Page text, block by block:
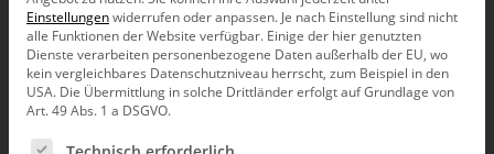
Liebe Datenanalysten,
„Prognosen sind schwierig, vor allem,
wenn sie die Zukunft betreffen.“ Wer
würde bestreiten, was der dänische
Physiker und Nobelpreisträger Niels Bohr
in einfachen Worten zusammenfasste?
Einstellungenwiderrufen oder anpassen. Je nach Einstellung sind nicht
alle Funktionen der Website verfügbar. Einige der hier genutzten
Dienste verarbeiten personenbezogene Daten außerhalb der EU, wo
kein vergleichbares Datenschutzniveau herrscht, zum Beispiel in den
USA. Die Übermittlung in solche Drittländer erfolgt auf Grundlage von
Art. 49 Abs. 1 a DSGVO.
Es folgt eine Liste der Service-Gruppen, für die eine